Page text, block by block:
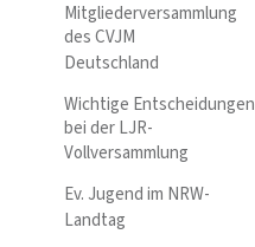
Mitgliederversammlung
des CVJM
Deutschland
Wichtige Entscheidungen
bei der LJR-
Vollversammlung
Ev. Jugend im NRW-
Landtag